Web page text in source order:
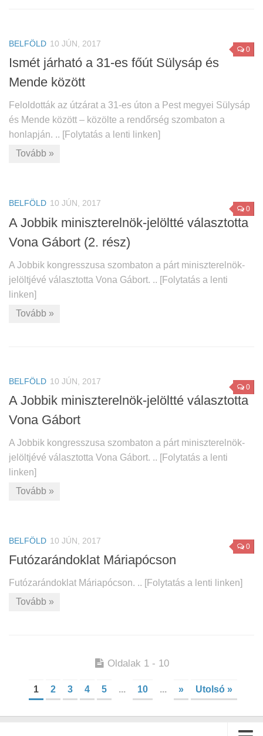
0
BELFÖLD 10 JÚN, 2017
Ismét járható a 31-es főút Sülysáp és
Mende között
Feloldották az útzárat a 31-es úton a Pest megyei Sülysáp
és Mende között – közölte a rendőrség szombaton a
honlapján. .. [Folytatás a lenti linken]
Tovább »
0
BELFÖLD 10 JÚN, 2017
A Jobbik miniszterelnök-jelöltté választotta
Vona Gábort (2. rész)
A Jobbik kongresszusa szombaton a párt miniszterelnök-
jelöltjévé választotta Vona Gábort. .. [Folytatás a lenti
linken]
Tovább »
0
BELFÖLD 10 JÚN, 2017
A Jobbik miniszterelnök-jelöltté választotta
Vona Gábort
A Jobbik kongresszusa szombaton a párt miniszterelnök-
jelöltjévé választotta Vona Gábort. .. [Folytatás a lenti
linken]
Tovább »
0
BELFÖLD 10 JÚN, 2017
Futózarándoklat Máriapócson
Futózarándoklat Máriapócson. .. [Folytatás a lenti linken]
Tovább »
Oldalak 1 - 10
1 2 3 4 5 ... 10 ... » Utolsó »